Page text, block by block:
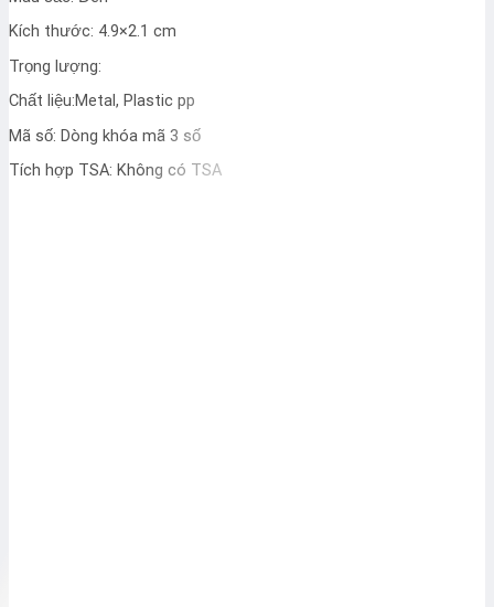
Kích thước: 4.9×2.1 cm
Trọng lượng:
Chất liệu:Metal, Plastic pp
Mã số: Dòng khóa mã 3 số
Tích hợp TSA: Không có TSA